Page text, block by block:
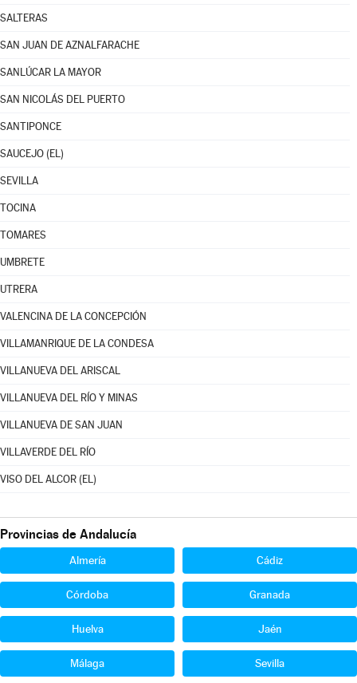
SALTERAS
SAN JUAN DE AZNALFARACHE
SANLÚCAR LA MAYOR
SAN NICOLÁS DEL PUERTO
SANTIPONCE
SAUCEJO (EL)
SEVILLA
TOCINA
TOMARES
UMBRETE
UTRERA
VALENCINA DE LA CONCEPCIÓN
VILLAMANRIQUE DE LA CONDESA
VILLANUEVA DEL ARISCAL
VILLANUEVA DEL RÍO Y MINAS
VILLANUEVA DE SAN JUAN
VILLAVERDE DEL RÍO
VISO DEL ALCOR (EL)
Provincias de Andalucía
Almería Cádiz
Córdoba Granada
Huelva Jaén
Málaga Sevilla